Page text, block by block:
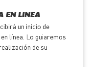
EN LINEA
un inicio de
línea. Lo guiaremos
de su